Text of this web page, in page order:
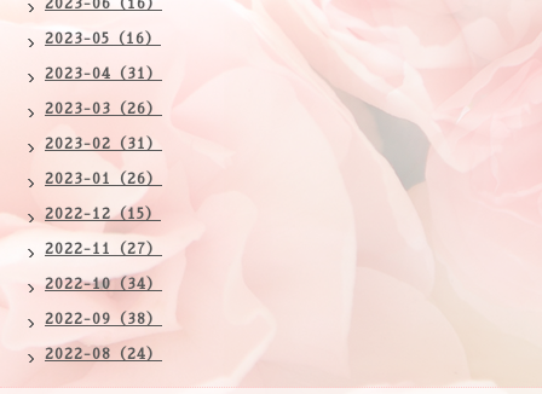
2023-06（16）
2023-05（16）
2023-04（31）
2023-03（26）
2023-02（31）
2023-01（26）
2022-12（15）
2022-11（27）
2022-10（34）
2022-09（38）
2022-08（24）